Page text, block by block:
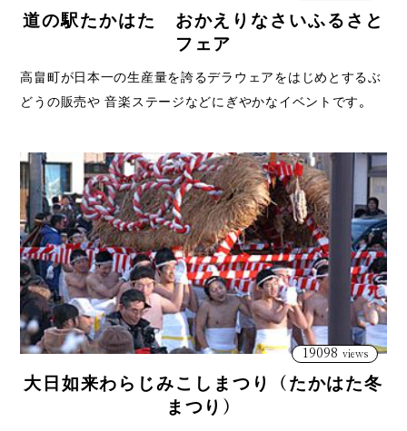
道の駅たかはた おかえりなさいふるさと
フェア
高畠町が日本一の生産量を誇るデラウェアをはじめとするぶ
どうの販売や 音楽ステージなどにぎやかなイベントです。
19098 views
大日如来わらじみこしまつり（たかはた冬
まつり）